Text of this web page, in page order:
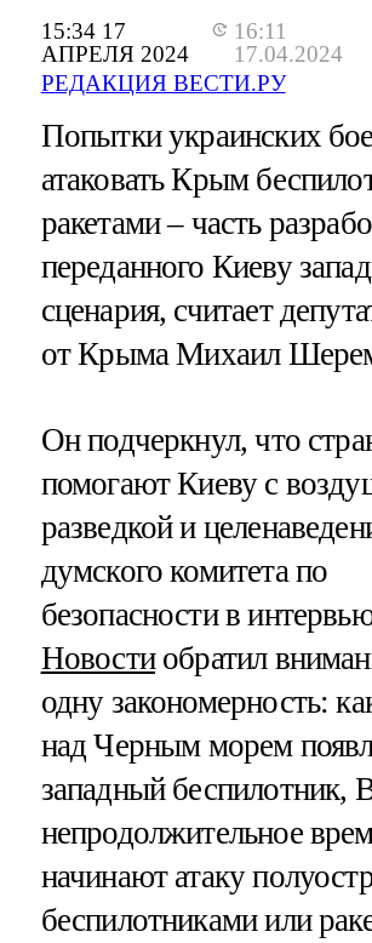
15:34 17
АПРЕЛЯ 2024
16:11
17.04.2024
РЕДАКЦИЯ ВЕСТИ.РУ
Попытки украинских
атаковать Крым
ракетами – часть
переданного Киеву
сценария, считает
от Крыма Михаил
Он подчеркнул, что
помогают Киеву с
разведкой и
думского комитета по
безопасности в
Новостиобратил
одну закономерность:
над Черным морем
западный беспилотник,
непродолжительное
начинают атаку
беспилотниками или